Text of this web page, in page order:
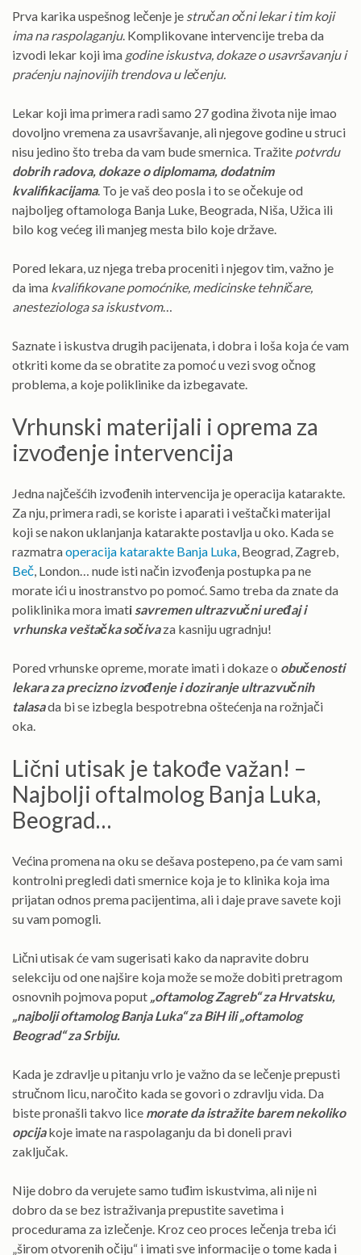
Prva karika uspešnog lečenje je stručan očni lekar i tim koji
ima na raspolaganju. Komplikovane intervencije treba da
izvodi lekar koji ima godine iskustva, dokaze o usavršavanju i
praćenju najnovijih trendova u lečenju.
Lekar koji ima primera radi samo 27 godina života nije imao
dovoljno vremena za usavršavanje, ali njegove godine u struci
nisu jedino što treba da vam bude smernica. Tražite potvrdu
dobrih radova, dokaze o diplomama, dodatnim
kvalifikacijama. To je vaš deo posla i to se očekuje od
najboljeg oftamologa Banja Luke, Beograda, Niša, Užica ili
bilo kog većeg ili manjeg mesta bilo koje države.
Pored lekara, uz njega treba proceniti i njegov tim, važno je
da ima kvalifikovane pomoćnike, medicinske tehničare,
anesteziologa sa iskustvom…
Saznate i iskustva drugih pacijenata, i dobra i loša koja će vam
otkriti kome da se obratite za pomoć u vezi svog očnog
problema, a koje poliklinike da izbegavate.
Vrhunski materijali i oprema za
izvođenje intervencija
Jedna najčešćih izvođenih intervencija je operacija katarakte.
Za nju, primera radi, se koriste i aparati i veštački materijal
koji se nakon uklanjanja katarakte postavlja u oko. Kada se
razmatraoperacija katarakte Banja Luka, Beograd, Zagreb,
Beč, London… nude isti način izvođenja postupka pa ne
morate ići u inostranstvo po pomoć. Samo treba da znate da
poliklinika mora imati savremen ultrazvučni uređaj i
vrhunska veštačka sočivaza kasniju ugradnju!
Pored vrhunske opreme, morate imati i dokaze o obučenosti
lekara za precizno izvođenje i doziranje ultrazvučnih
talasada bi se izbegla bespotrebna oštećenja na rožnjači
oka.
Lični utisak je takođe važan! –
Najbolji oftalmolog Banja Luka,
Beograd…
Većina promena na oku se dešava postepeno, pa će vam sami
kontrolni pregledi dati smernice koja je to klinika koja ima
prijatan odnos prema pacijentima, ali i daje prave savete koji
su vam pomogli.
Lični utisak će vam sugerisati kako da napravite dobru
selekciju od one najšire koja može se može dobiti pretragom
osnovnih pojmova poput „oftamolog Zagreb“ za Hrvatsku,
„najbolji oftamolog Banja Luka“ za BiH ili „oftamolog
Beograd“ za Srbiju.
Kada je zdravlje u pitanju vrlo je važno da se lečenje prepusti
stručnom licu, naročito kada se govori o zdravlju vida. Da
biste pronašli takvo lice morate da istražite barem nekoliko
opcijakoje imate na raspolaganju da bi doneli pravi
zaključak.
Nije dobro da verujete samo tuđim iskustvima, ali nije ni
dobro da se bez istraživanja prepustite savetima i
procedurama za izlečenje. Kroz ceo proces lečenja treba ići
„širom otvorenih očiju“ i imati sve informacije o tome kada i